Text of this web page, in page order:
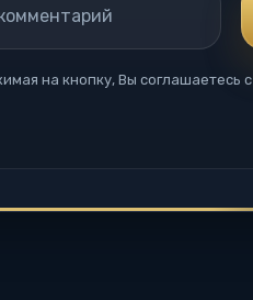
на кнопку, Вы соглашаетесь с